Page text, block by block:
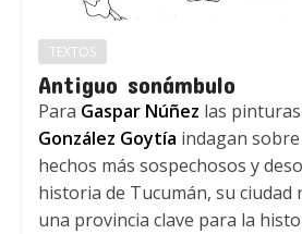
TEXTOS
Antiguo sonámbulo
Para Gaspar Núñez las
González Goytía indagan
hechos más sospechosos y
historia de Tucumán, su ciudad
una provincia clave para la